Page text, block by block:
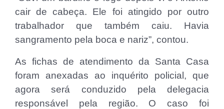
cair de cabeça. Ele foi atingido por outro
trabalhador que também caiu. Havia
sangramento pela boca e nariz”, contou.
As fichas de atendimento da Santa Casa
foram anexadas ao inquérito policial, que
agora será conduzido pela delegacia
responsável pela região. O caso foi